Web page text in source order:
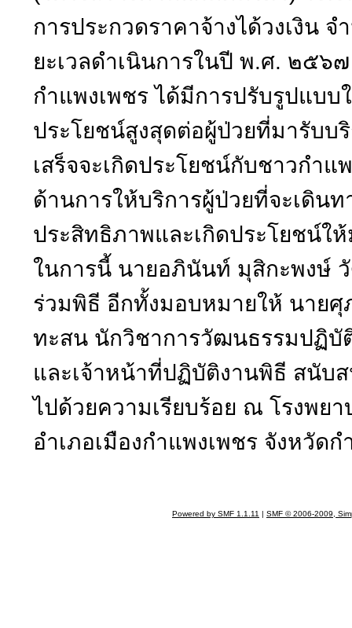
การประกวดราคาจ้างได้วงเงิน
ยะเวลดำเนินการในปี พ.ศ. ๒๕๖
กำแพงเพชร ได้มีการปรับรูปแบบ
ประโยชน์สูงสุดต่อผู้ป่วยที่มารับบ
เสร็จจะเกิดประโยชน์กับชาวกำแ
ด้านการให้บริการผู้ป่วยที่จะเดิน
ประสิทธิภาพและเกิดประโยชน์ใ
ในการนี้ นายอภินันท์ มุสิกะพงษ์
ร่วมพิธี อีกทั้งมอบหมายให้ นาย
ทะสน นักวิชาการวัฒนธรรมปฏิบั
และเจ้าหน้าที่ปฏิบัติงานพิธี สนับ
ไปด้วยความเรียบร้อย ณ โรงพย
อำเภอเมืองกำแพงเพชร จังหวัดก
Powered by SMF 1.1.11 | SMF © 2006-2009,